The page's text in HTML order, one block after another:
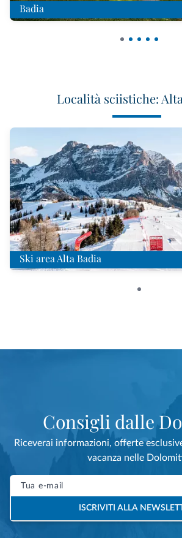
Badia
Località sciistiche:
Ski area Alta Badia
Consigli dalle
Riceverai informazioni, offerte
vacanza nelle
ISCRIVITI ALLA